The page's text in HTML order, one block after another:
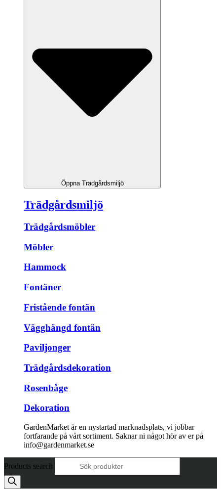
Öppna Trädgårdsmiljö
Trädgårdsmiljö
Trädgårdsmöbler
Möbler
Hammock
Fontäner
Fristående fontän
Vägghängd fontän
Paviljonger
Trädgårdsdekoration
Rosenbåge
Dekoration
GardenMarket är en nystartad marknadsplats, vi jobbar
fortfarande på vårt sortiment. Saknar ni något hör av er på
info@gardenmarket.se
Products search